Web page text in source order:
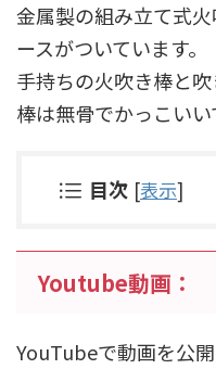
金属製の組み立て式
ースがついています。
手持ちの火吹き棒と
棒は無骨でかっこいい
目次 [表示]
Youtube動画：
YouTubeで動画を公